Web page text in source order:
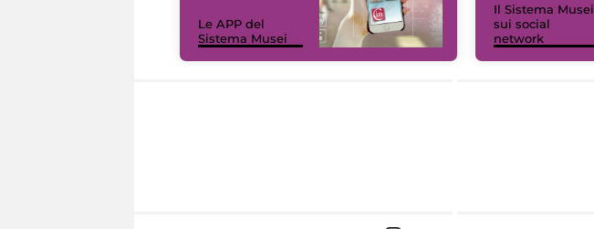
Le APP del
Sistema Musei
Il Sistema Musei
sui social
network